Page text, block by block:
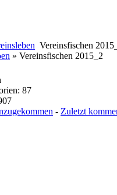
Vereinsfischen
» Vereinsfischen 2015_2
87
- Zuletzt